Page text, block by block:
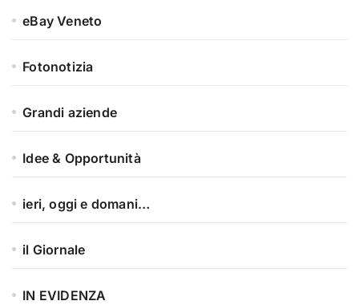
eBay Veneto
Fotonotizia
Grandi aziende
Idee & Opportunità
ieri, oggi e domani…
il Giornale
IN EVIDENZA